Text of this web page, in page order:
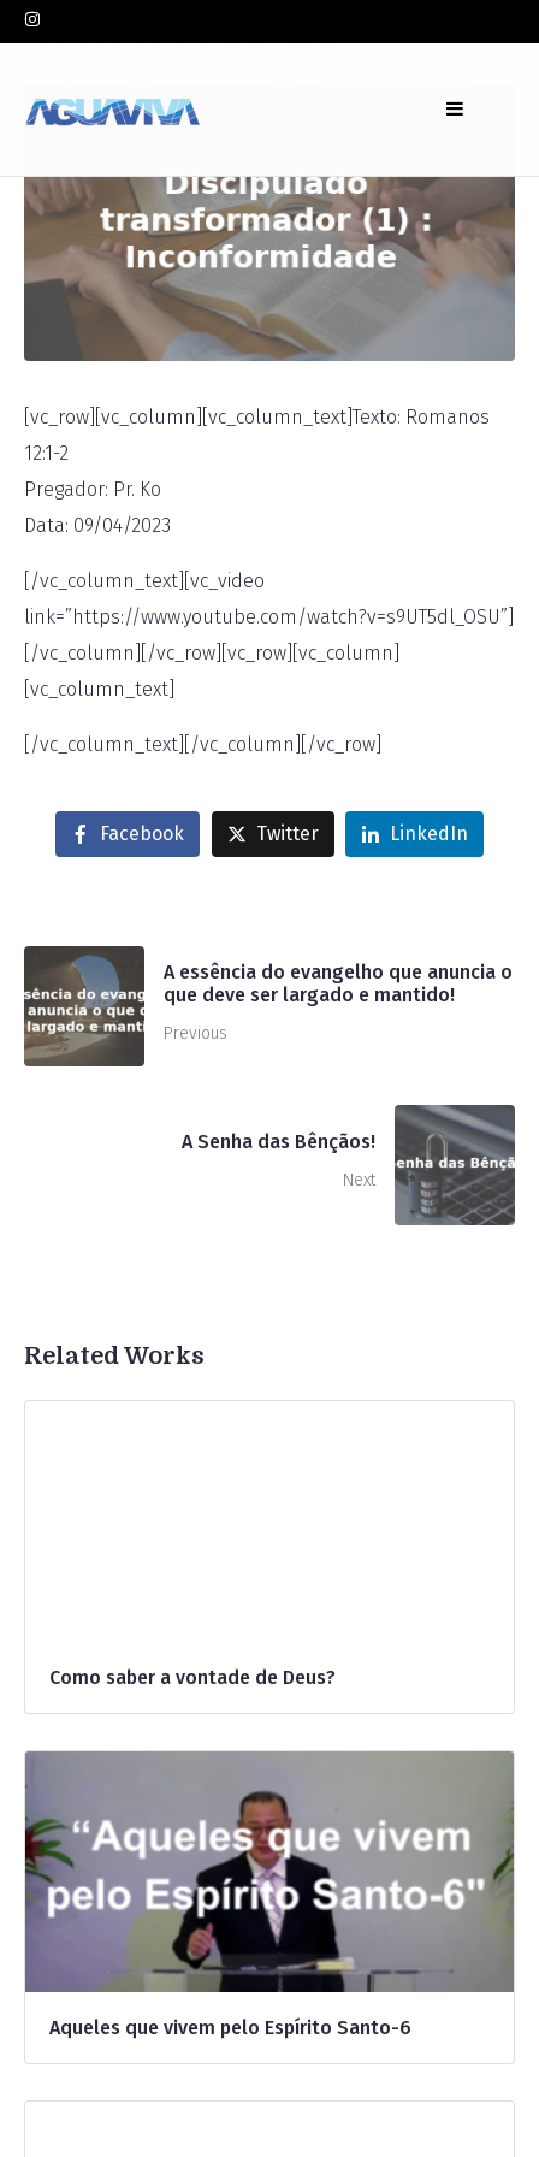
InCulto Noturno,Pr. Ko Leave a comment
[vc_row][vc_column][vc_column_text]Texto: Romanos
12:1-2
Pregador: Pr. Ko
Data: 09/04/2023
[/vc_column_text][vc_video
link=”https://www.youtube.com/watch?v=s9UT5dl_OSU”]
[/vc_column][/vc_row][vc_row][vc_column]
[vc_column_text]
[/vc_column_text][/vc_column][/vc_row]
Facebook Twitter LinkedIn
A essência do evangelho que anuncia o
que deve ser largado e mantido!
Previous
A Senha das Bênçãos!
Next
Related Works
Como saber a vontade de Deus?
Aqueles que vivem pelo Espírito Santo-6